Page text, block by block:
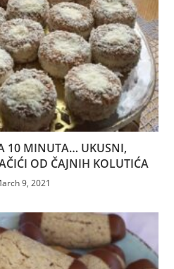
10 MINUTA… UKUSNI,
OD ČAJNIH KOLUTIĆA
9, 2021